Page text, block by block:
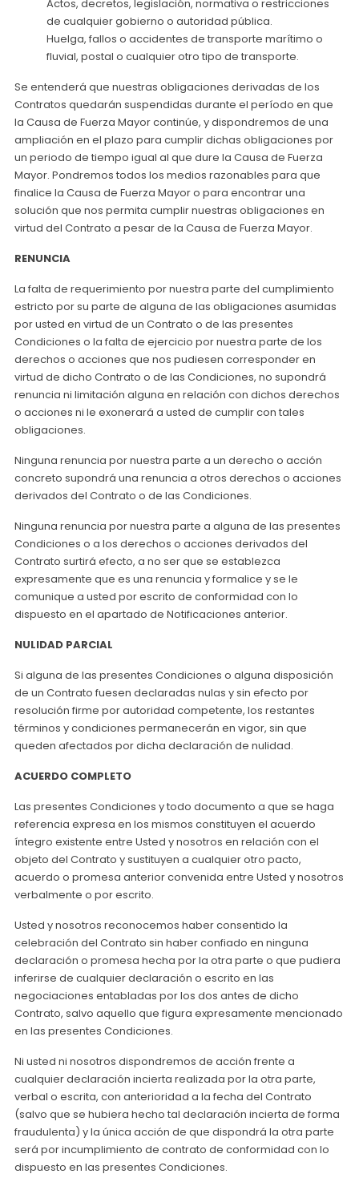
Actos, decretos, legislación, normativa o restricciones
de cualquier gobierno o autoridad pública.
Huelga, fallos o accidentes de transporte marítimo o
fluvial, postal o cualquier otro tipo de transporte.
Se entenderá que nuestras obligaciones derivadas de los
Contratos quedarán suspendidas durante el período en que
la Causa de Fuerza Mayor continúe, y dispondremos de una
ampliación en el plazo para cumplir dichas obligaciones por
un periodo de tiempo igual al que dure la Causa de Fuerza
Mayor. Pondremos todos los medios razonables para que
finalice la Causa de Fuerza Mayor o para encontrar una
solución que nos permita cumplir nuestras obligaciones en
virtud del Contrato a pesar de la Causa de Fuerza Mayor.
RENUNCIA
La falta de requerimiento por nuestra parte del cumplimiento
estricto por su parte de alguna de las obligaciones asumidas
por usted en virtud de un Contrato o de las presentes
Condiciones o la falta de ejercicio por nuestra parte de los
derechos o acciones que nos pudiesen corresponder en
virtud de dicho Contrato o de las Condiciones, no supondrá
renuncia ni limitación alguna en relación con dichos derechos
o acciones ni le exonerará a usted de cumplir con tales
obligaciones.
Ninguna renuncia por nuestra parte a un derecho o acción
concreto supondrá una renuncia a otros derechos o acciones
derivados del Contrato o de las Condiciones.
Ninguna renuncia por nuestra parte a alguna de las presentes
Condiciones o a los derechos o acciones derivados del
Contrato surtirá efecto, a no ser que se establezca
expresamente que es una renuncia y formalice y se le
comunique a usted por escrito de conformidad con lo
dispuesto en el apartado de Notificaciones anterior.
NULIDAD PARCIAL
Si alguna de las presentes Condiciones o alguna disposición
de un Contrato fuesen declaradas nulas y sin efecto por
resolución firme por autoridad competente, los restantes
términos y condiciones permanecerán en vigor, sin que
queden afectados por dicha declaración de nulidad.
ACUERDO COMPLETO
Las presentes Condiciones y todo documento a que se haga
referencia expresa en los mismos constituyen el acuerdo
íntegro existente entre Usted y nosotros en relación con el
objeto del Contrato y sustituyen a cualquier otro pacto,
acuerdo o promesa anterior convenida entre Usted y nosotros
verbalmente o por escrito.
Usted y nosotros reconocemos haber consentido la
celebración del Contrato sin haber confiado en ninguna
declaración o promesa hecha por la otra parte o que pudiera
inferirse de cualquier declaración o escrito en las
negociaciones entabladas por los dos antes de dicho
Contrato, salvo aquello que figura expresamente mencionado
en las presentes Condiciones.
Ni usted ni nosotros dispondremos de acción frente a
cualquier declaración incierta realizada por la otra parte,
verbal o escrita, con anterioridad a la fecha del Contrato
(salvo que se hubiera hecho tal declaración incierta de forma
fraudulenta) y la única acción de que dispondrá la otra parte
será por incumplimiento de contrato de conformidad con lo
dispuesto en las presentes Condiciones.